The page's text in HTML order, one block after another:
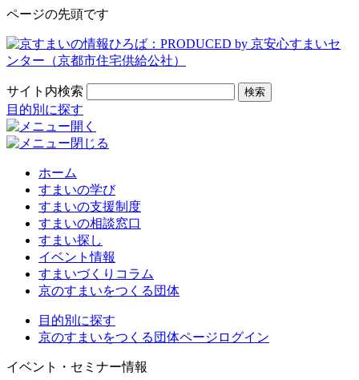
ページの先頭です
サイト内検索 検索
目的別に探す
ホーム
すまいの学び
すまいの支援制度
すまいの相談窓口
すまい探し
イベント情報
すまいづくりコラム
京のすまいをつくる団体
目的別に探す
京のすまいをつくる団体ページログイン
イベント・セミナー情報